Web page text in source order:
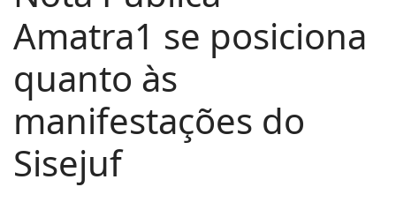
Amatra1 se posiciona
quanto às
manifestações do
Sisejuf